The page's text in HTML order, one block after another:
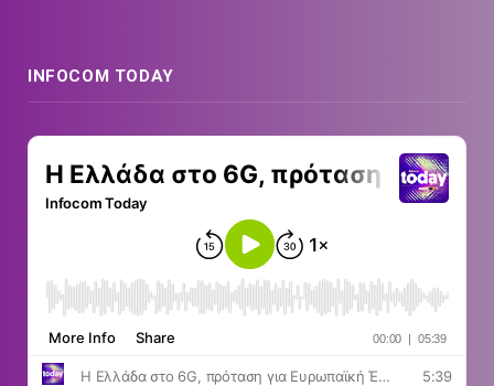
INFOCOM TODAY